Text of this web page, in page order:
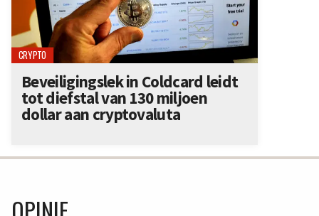
CRYPTO
Beveiligingslek in Coldcard leidt
tot diefstal van 130 miljoen
dollar aan cryptovaluta